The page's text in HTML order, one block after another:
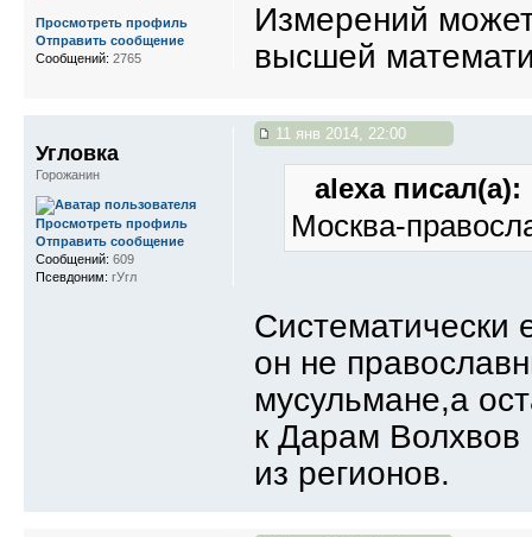
Измерений
высшей
Просмотреть профиль
Отправить сообщение
Сообщений: 2765
11 янв 2014, 22:00
alexa писал(а):
Москва-
Систематически
он не
мусульмане,а
к Дарам Волхвов
из регионов.
Угловка
Горожанин
Просмотреть профиль
Отправить сообщение
Сообщений: 609
Псевдоним: гУгл